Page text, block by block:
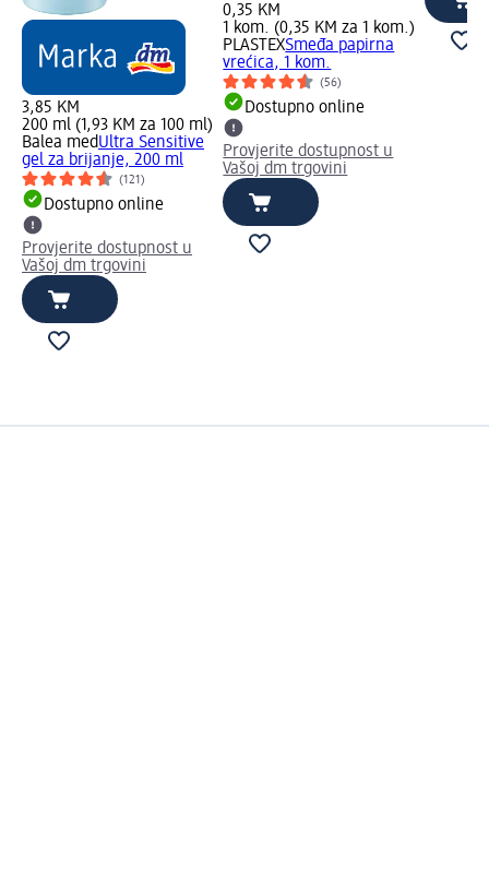
3,85 KM
200 ml (1,93 KM za 100 ml)
Balea medUltra Sensitive
gel za brijanje, 200 ml
(121)
Dostupno online
Provjerite dostupnost u
Vašoj dm trgovini
0,35 KM
1 kom. (0,35 KM za 1 kom.)
PLASTEXSmeđa papirna
vrećica, 1 kom.
(56)
Dostupno online
Provjerite dostupnost u
Vašoj dm trgovini